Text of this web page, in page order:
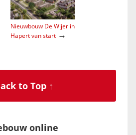
Nieuwbouw De Wijer in
Hapert van start→
to Top ↑
online